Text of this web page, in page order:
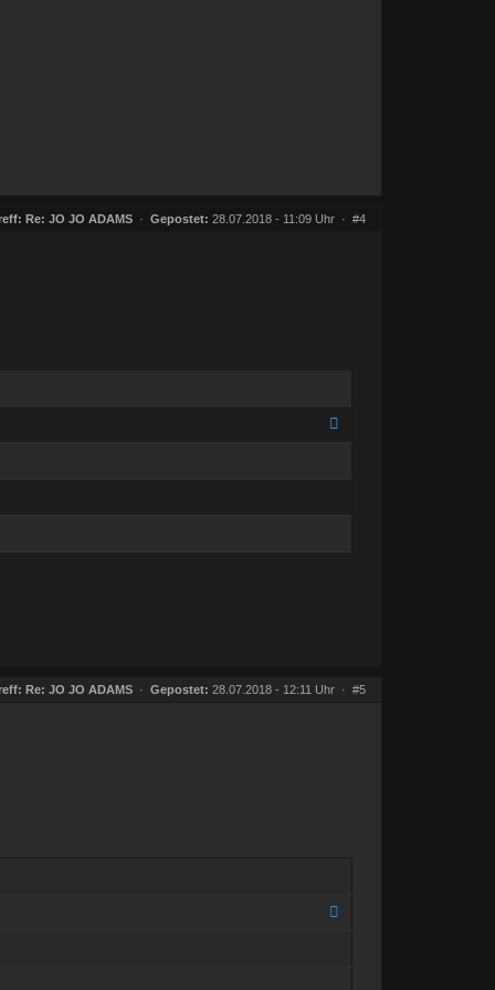
Re: JO JO ADAMS · Gepostet: 28.07.2018 - 11:09 Uhr · #4
Re: JO JO ADAMS · Gepostet: 28.07.2018 - 12:11 Uhr · #5